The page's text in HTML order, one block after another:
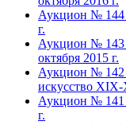
Аукцион № 144
г.
Аукцион № 143
октября 2015 г.
Аукцион № 142
искусство XIX-
Аукцион № 141
г.